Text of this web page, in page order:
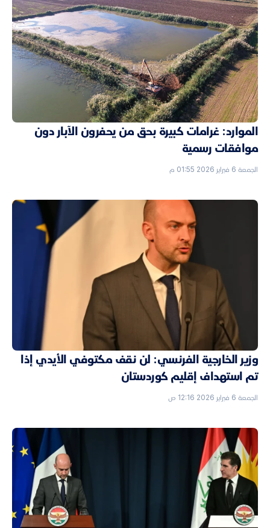
الموارد: غرامات كبيرة بحق من يحفرون الآبار دون
موافقات رسمية
الجمعة 6 فبراير 2026 01:55 م
وزير الخارجية الفرنسي: لن نقف مكتوفي الأيدي إذا
تم استهداف إقليم كوردستان
الجمعة 6 فبراير 2026 12:16 ص